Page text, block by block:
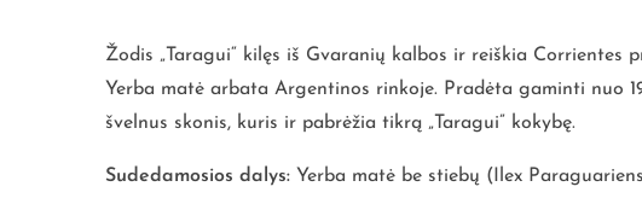
Žodis „Taragui“ kilęs iš Gvaranių kalbos ir reiškia
Yerba matė arbata Argentinos rinkoje. Pradėta gaminti nuo
švelnus skonis, kuris ir pabrėžia tikrą „Taragui” kokybę.
Sudedamosios dalys: Yerba matė be stiebų (Ilex